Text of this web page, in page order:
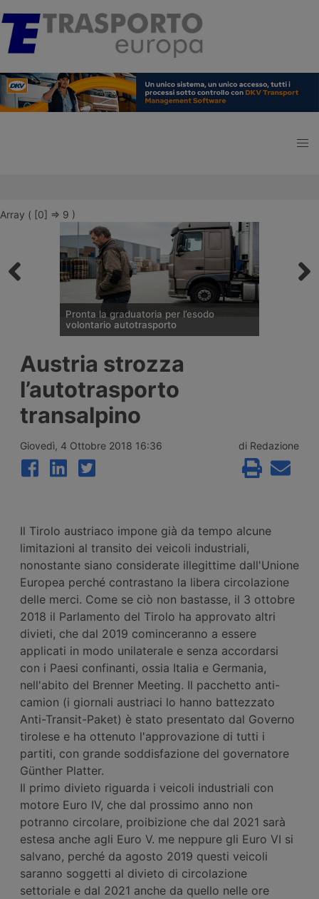
Array ( [0] => 9 )
Pronta la graduatoria per l’esodo
volontario autotrasporto
degli Autotrasportatori ha pubblicato
l’elenco delle 133 imprese monoveicolari
ammesse agli incentivi da 15mila euro per
l’uscita volontaria dal mercato, nell’ambito
del bando finanziato con 2 milioni di euro
per il 2026.
Austria strozza
l’autotrasporto
transalpino
Giovedì, 4 Ottobre 2018 16:36 di Redazione
Il Tirolo austriaco impone già da tempo alcune
limitazioni al transito dei veicoli industriali,
nonostante siano considerate illegittime dall'Unione
Europea perché contrastano la libera circolazione
delle merci. Come se ciò non bastasse, il 3 ottobre
2018 il Parlamento del Tirolo ha approvato altri
divieti, che dal 2019 cominceranno a essere
applicati in modo unilaterale e senza accordarsi
con i Paesi confinanti, ossia Italia e Germania,
nell'abito del Brenner Meeting. Il pacchetto anti-
camion (i giornali austriaci lo hanno battezzato
Anti-Transit-Paket) è stato presentato dal Governo
tirolese e ha ottenuto l'approvazione di tutti i
partiti, con grande soddisfazione del governatore
Günther Platter.
Il primo divieto riguarda i veicoli industriali con
motore Euro IV, che dal prossimo anno non
potranno circolare, proibizione che dal 2021 sarà
estesa anche agli Euro V. me neppure gli Euro VI si
salvano, perché da agosto 2019 questi veicoli
saranno soggetti al divieto di circolazione
settoriale e dal 2021 anche da quello nelle ore